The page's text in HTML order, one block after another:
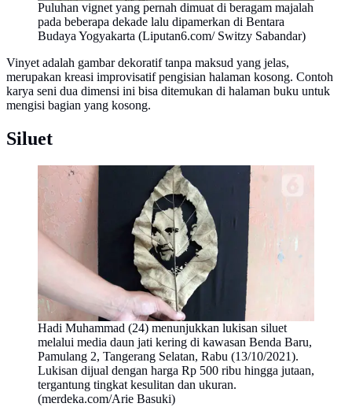
Puluhan vignet yang pernah dimuat di beragam majalah
pada beberapa dekade lalu dipamerkan di Bentara
Budaya Yogyakarta (Liputan6.com/ Switzy Sabandar)
Vinyet adalah gambar dekoratif tanpa maksud yang jelas,
merupakan kreasi improvisatif pengisian halaman kosong. Contoh
karya seni dua dimensi ini bisa ditemukan di halaman buku untuk
mengisi bagian yang kosong.
Siluet
Hadi Muhammad (24) menunjukkan lukisan siluet
melalui media daun jati kering di kawasan Benda Baru,
Pamulang 2, Tangerang Selatan, Rabu (13/10/2021).
Lukisan dijual dengan harga Rp 500 ribu hingga jutaan,
tergantung tingkat kesulitan dan ukuran.
(merdeka.com/Arie Basuki)